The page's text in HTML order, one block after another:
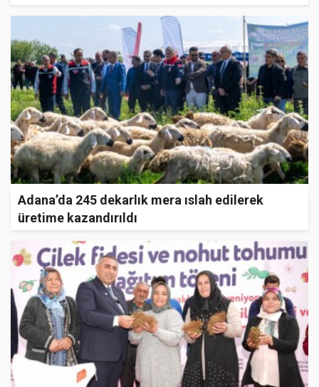
Adana’da 245 dekarlık mera ıslah edilerek
üretime kazandırıldı